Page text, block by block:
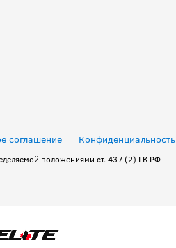
соглашение Конфиденциальность
положениями ст. 437 (2) ГК РФ